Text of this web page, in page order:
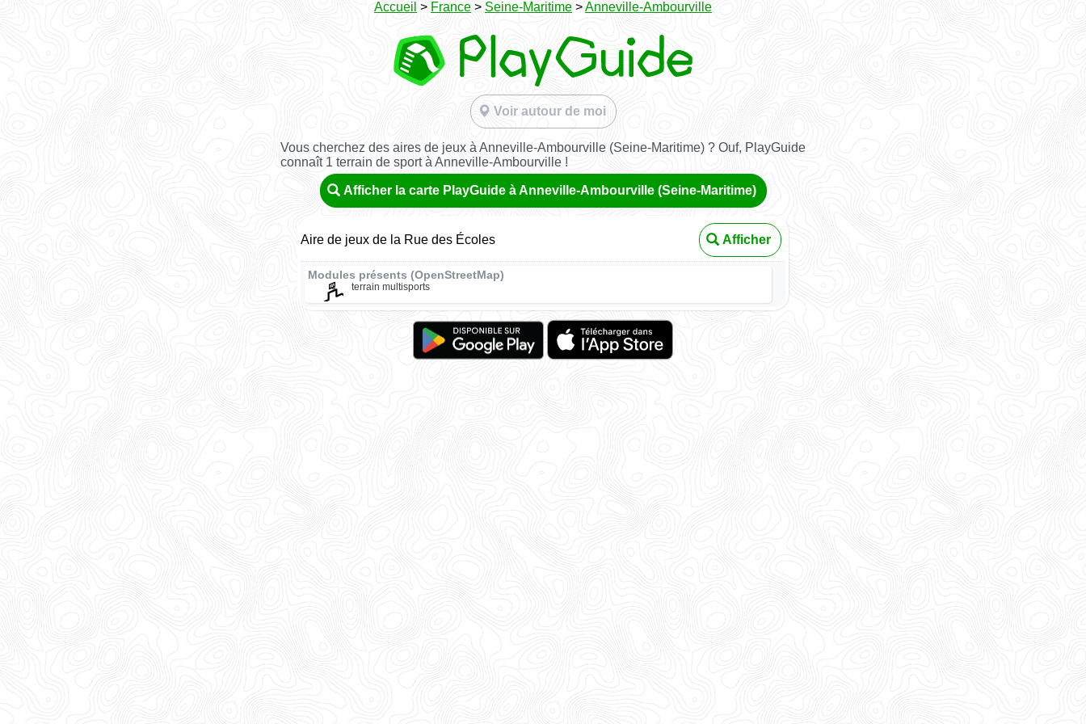
Accueil > France > Seine-Maritime >Anneville-Ambourville
Voir autour de moi
Vous cherchez des aires de jeux à Anneville-Ambourville (Seine-Maritime) ? Ouf, PlayGuide
connaît 1 terrain de sport à Anneville-Ambourville !
Afficher la carte PlayGuide à Anneville-Ambourville (Seine-Maritime)
Aire de jeux de la Rue des Écoles Afficher
Modules présents (OpenStreetMap)
terrain multisports